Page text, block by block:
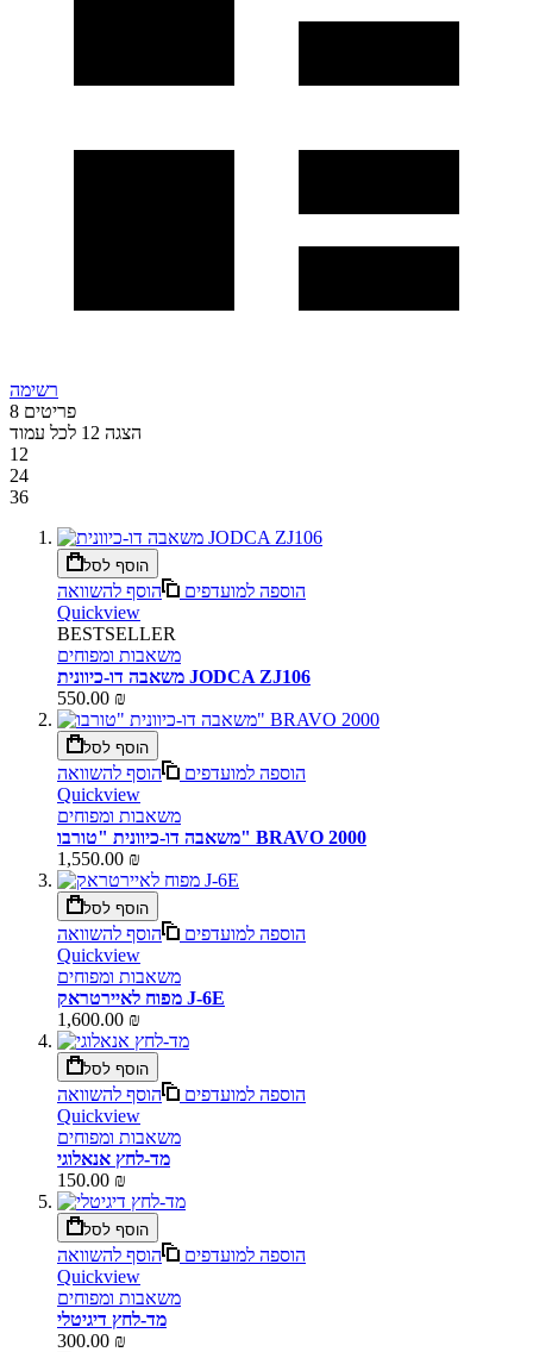
רשימה
8 פריטים
הצגה 12 לכל עמוד
12
24
36
הוסף לסל
הוספה למועדפים
הוסף להשוואה
Quickview
BESTSELLER
משאבות ומפוחים
משאבה דו-כיוונית JODCA ZJ106
550.00 ₪
הוסף לסל
הוספה למועדפים
הוסף להשוואה
Quickview
משאבות ומפוחים
משאבה דו-כיוונית "טורבו" BRAVO 2000
1,550.00 ₪
הוסף לסל
הוספה למועדפים
הוסף להשוואה
Quickview
משאבות ומפוחים
מפוח לאיירטראק J-6E
1,600.00 ₪
הוסף לסל
הוספה למועדפים
הוסף להשוואה
Quickview
משאבות ומפוחים
מד-לחץ אנאלוגי
150.00 ₪
הוסף לסל
הוספה למועדפים
הוסף להשוואה
Quickview
משאבות ומפוחים
מד-לחץ דיגיטלי
300.00 ₪